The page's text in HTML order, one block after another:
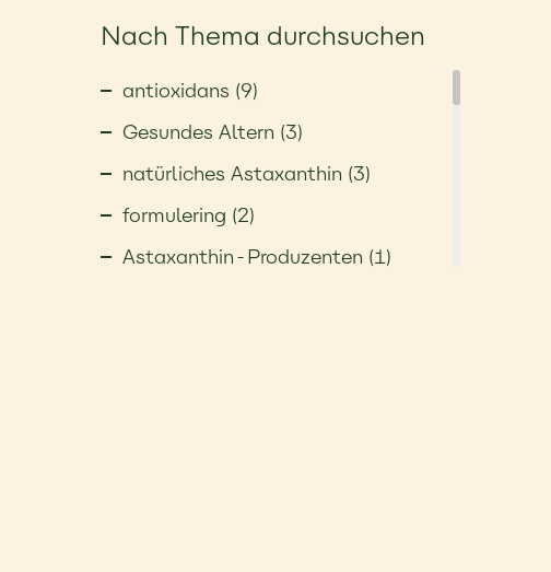
Nach Thema durchsuchen
antioxidans (9)
Gesundes Altern (3)
natürliches Astaxanthin (3)
formulering (2)
Astaxanthin-Produzenten (1)